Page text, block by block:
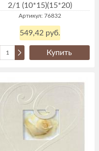
2/1 (10*15)(15*20)
Артикул: 76832
549,42 руб.
Купить